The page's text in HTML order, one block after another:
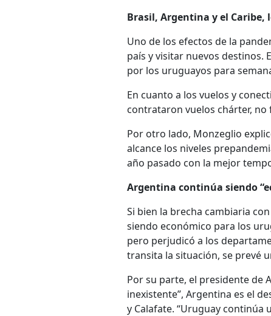
Brasil, Argentina y el Caribe,
Uno de los efectos de la
país y visitar nuevos destinos.
por los uruguayos para
En cuanto a los vuelos y
contrataron vuelos chárter,
Por otro lado, Monzeglio
alcance los niveles
año pasado con la mejor
Argentina continúa siendo
Si bien la brecha cambiaria
siendo económico para los
pero perjudicó a los
transita la situación, se prevé
Por su parte, el presidente de
inexistente”, Argentina es el
y Calafate. “Uruguay continúa